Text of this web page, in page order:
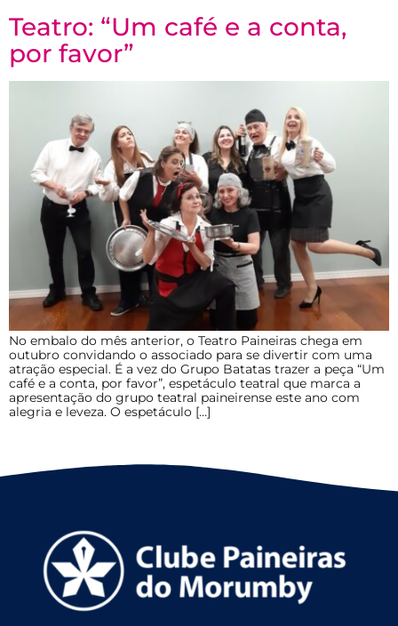
Teatro: “Um café e a conta,
por favor”
No embalo do mês anterior, o Teatro Paineiras chega em
outubro convidando o associado para se divertir com uma
atração especial. É a vez do Grupo Batatas trazer a peça “Um
café e a conta, por favor”, espetáculo teatral que marca a
apresentação do grupo teatral paineirense este ano com
alegria e leveza. O espetáculo […]